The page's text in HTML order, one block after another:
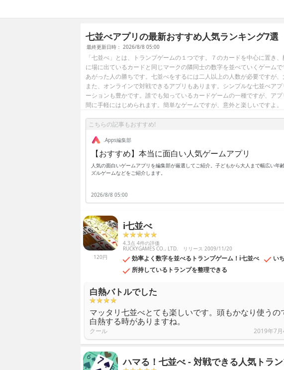
七並べアプリの最新おすすめ人気ランキング7選
最終更新日時： 2026/8/8 05:00
「七並べ」とは、トランプゲームの１つです。７のカードを中心に置き
に場に出ているカードと同じマークの隣同士の数字を並べていくゲーム
あがった人の勝ちです。七並べをするには二人以上の人数が必要ですが
また、オンラインで対戦できるアプリもあります。シンプルな七並べア
ーションも豊かです。誰でも知っているカードゲームの一種ですが、ア
間に手軽にはじめられます。簡単なゲームですが、意外と楽しいですよ。
こちらの記事もおすすめ!
.Apps編集部
【おすすめ】本当に面白い人気ゲームアプリ
人気の面白いゲームアプリを編集部が厳選してご紹介。子どもから大人まで幅広い年
ズルゲームなどをご紹介します。
2026/8/8 05:00
120円
i七並べ
4.3点 4件の評価
RUCKYGAMES CO., LTD. リリース 2009/11/20
効率よく数字を並べるトランプゲーム！i七並べ
い
所持しているトランプを整理できる
白熱バトルでした
マッタリ七並べとても楽しいです。頭もかなり使うの
白熱する時がありますね。
クール 2019年7月
ハマる！七並べ - 対戦できる人気トラ